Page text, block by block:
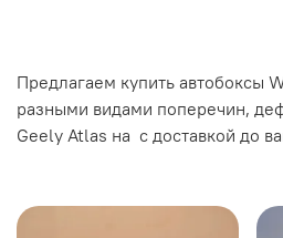
Предлагаем купить автобоксы
разными видами поперечин,
Geely Atlas на с доставкой до